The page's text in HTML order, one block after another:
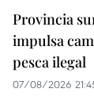
Provincia
impulsa
pesca ilegal
07/08/2026